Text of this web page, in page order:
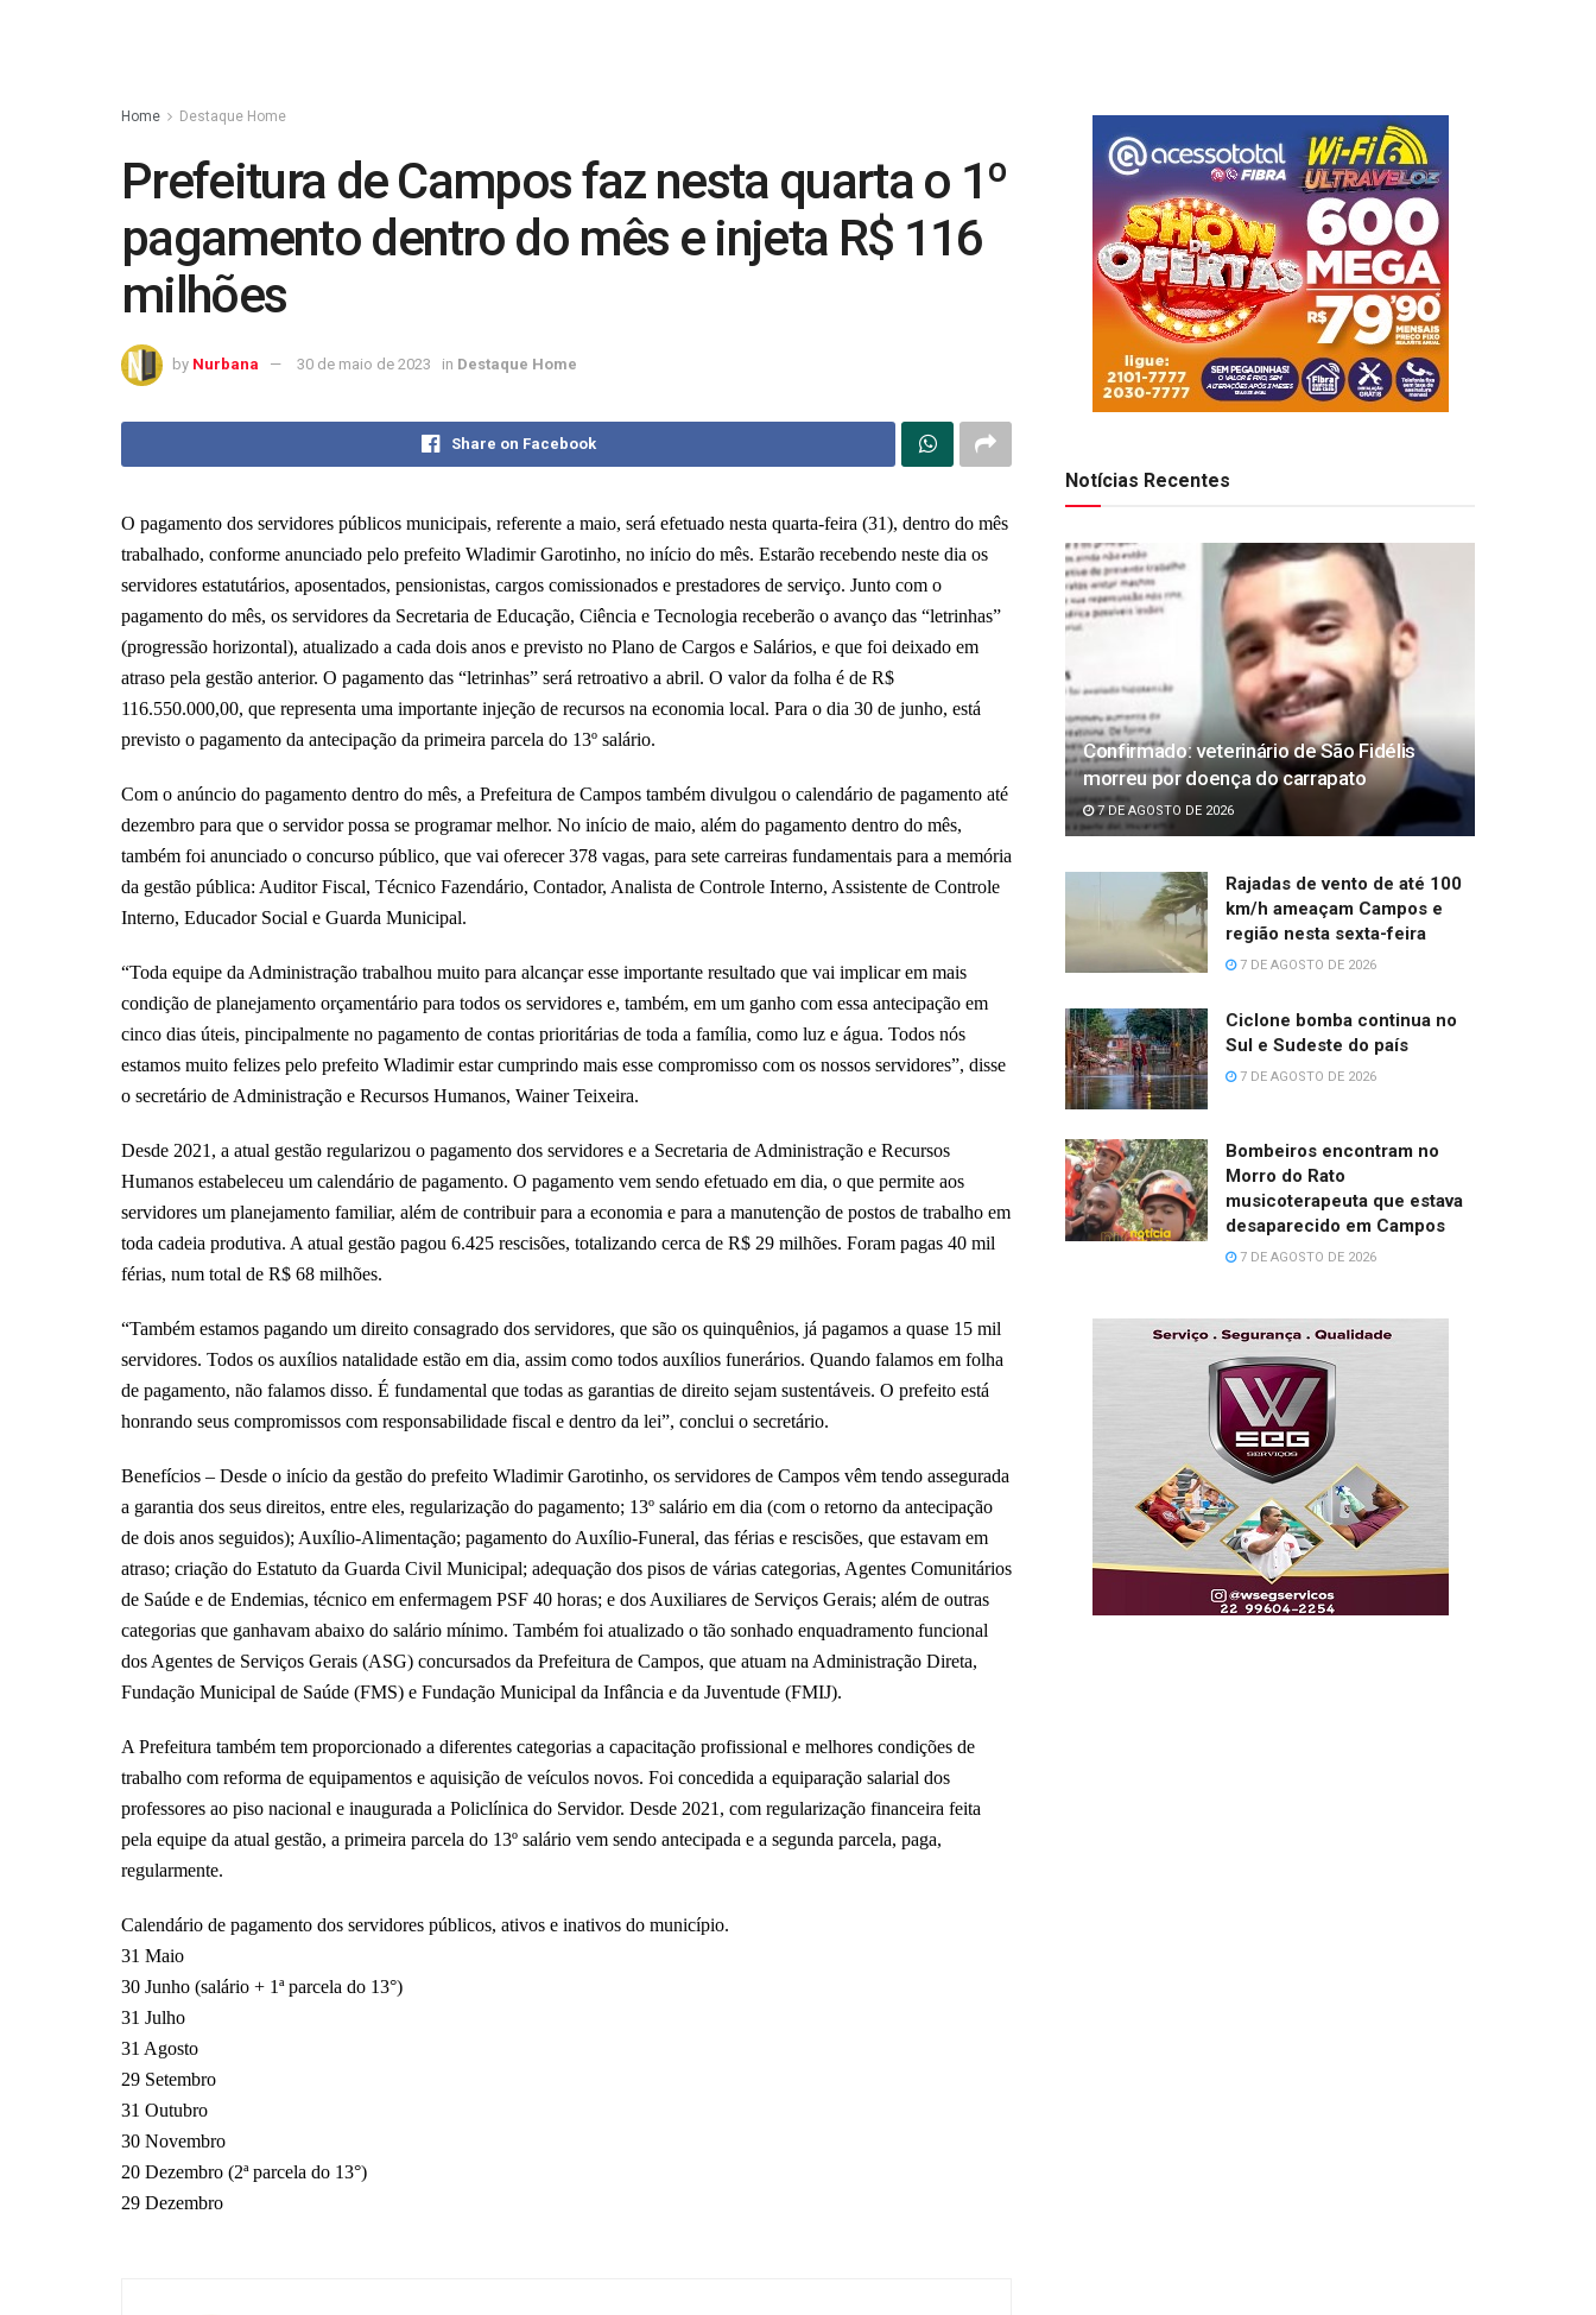
Home Destaque Home
Prefeitura de Campos faz nesta quarta o 1º
pagamento dentro do mês e injeta R$ 116
milhões
by Nurbana 30 de maio de 2023 in Destaque Home
Share on Facebook
O pagamento dos servidores públicos municipais, referente a maio, será efetuado nesta quarta-feira (31), dentro do mês
trabalhado, conforme anunciado pelo prefeito Wladimir Garotinho, no início do mês. Estarão recebendo neste dia os
servidores estatutários, aposentados, pensionistas, cargos comissionados e prestadores de serviço. Junto com o
pagamento do mês, os servidores da Secretaria de Educação, Ciência e Tecnologia receberão o avanço das “letrinhas”
(progressão horizontal), atualizado a cada dois anos e previsto no Plano de Cargos e Salários, e que foi deixado em
atraso pela gestão anterior. O pagamento das “letrinhas” será retroativo a abril. O valor da folha é de R$
116.550.000,00, que representa uma importante injeção de recursos na economia local. Para o dia 30 de junho, está
previsto o pagamento da antecipação da primeira parcela do 13º salário.
Com o anúncio do pagamento dentro do mês, a Prefeitura de Campos também divulgou o calendário de pagamento até
dezembro para que o servidor possa se programar melhor. No início de maio, além do pagamento dentro do mês,
também foi anunciado o concurso público, que vai oferecer 378 vagas, para sete carreiras fundamentais para a memória
da gestão pública: Auditor Fiscal, Técnico Fazendário, Contador, Analista de Controle Interno, Assistente de Controle
Interno, Educador Social e Guarda Municipal.
“Toda equipe da Administração trabalhou muito para alcançar esse importante resultado que vai implicar em mais
condição de planejamento orçamentário para todos os servidores e, também, em um ganho com essa antecipação em
cinco dias úteis, pincipalmente no pagamento de contas prioritárias de toda a família, como luz e água. Todos nós
estamos muito felizes pelo prefeito Wladimir estar cumprindo mais esse compromisso com os nossos servidores”, disse
o secretário de Administração e Recursos Humanos, Wainer Teixeira.
Desde 2021, a atual gestão regularizou o pagamento dos servidores e a Secretaria de Administração e Recursos
Humanos estabeleceu um calendário de pagamento. O pagamento vem sendo efetuado em dia, o que permite aos
servidores um planejamento familiar, além de contribuir para a economia e para a manutenção de postos de trabalho em
toda cadeia produtiva. A atual gestão pagou 6.425 rescisões, totalizando cerca de R$ 29 milhões. Foram pagas 40 mil
férias, num total de R$ 68 milhões.
“Também estamos pagando um direito consagrado dos servidores, que são os quinquênios, já pagamos a quase 15 mil
servidores. Todos os auxílios natalidade estão em dia, assim como todos auxílios funerários. Quando falamos em folha
de pagamento, não falamos disso. É fundamental que todas as garantias de direito sejam sustentáveis. O prefeito está
honrando seus compromissos com responsabilidade fiscal e dentro da lei”, conclui o secretário.
Benefícios – Desde o início da gestão do prefeito Wladimir Garotinho, os servidores de Campos vêm tendo assegurada
a garantia dos seus direitos, entre eles, regularização do pagamento; 13º salário em dia (com o retorno da antecipação
de dois anos seguidos); Auxílio-Alimentação; pagamento do Auxílio-Funeral, das férias e rescisões, que estavam em
atraso; criação do Estatuto da Guarda Civil Municipal; adequação dos pisos de várias categorias, Agentes Comunitários
de Saúde e de Endemias, técnico em enfermagem PSF 40 horas; e dos Auxiliares de Serviços Gerais; além de outras
categorias que ganhavam abaixo do salário mínimo. Também foi atualizado o tão sonhado enquadramento funcional
dos Agentes de Serviços Gerais (ASG) concursados da Prefeitura de Campos, que atuam na Administração Direta,
Fundação Municipal de Saúde (FMS) e Fundação Municipal da Infância e da Juventude (FMIJ).
A Prefeitura também tem proporcionado a diferentes categorias a capacitação profissional e melhores condições de
trabalho com reforma de equipamentos e aquisição de veículos novos. Foi concedida a equiparação salarial dos
professores ao piso nacional e inaugurada a Policlínica do Servidor. Desde 2021, com regularização financeira feita
pela equipe da atual gestão, a primeira parcela do 13º salário vem sendo antecipada e a segunda parcela, paga,
regularmente.
Calendário de pagamento dos servidores públicos, ativos e inativos do município.
31 Maio
30 Junho (salário + 1ª parcela do 13°)
31 Julho
31 Agosto
29 Setembro
31 Outubro
30 Novembro
20 Dezembro (2ª parcela do 13°)
29 Dezembro
Notícias Recentes
Confirmado: veterinário de São Fidélis
morreu por doença do carrapato
7 DE AGOSTO DE 2026
Rajadas de vento de até 100
km/h ameaçam Campos e
região nesta sexta-feira
7 DE AGOSTO DE 2026
Ciclone bomba continua no
Sul e Sudeste do país
7 DE AGOSTO DE 2026
Bombeiros encontram no
Morro do Rato
musicoterapeuta que estava
desaparecido em Campos
7 DE AGOSTO DE 2026